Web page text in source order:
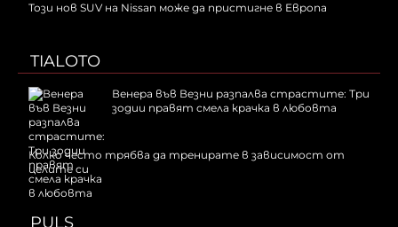
Този нов SUV на Nissan може да пристигне в Европа
TIALOTO
Венера във Везни разпалва страстите: Три
зодии правят смела крачка в любовта
Колко често трябва да тренирате в зависимост от
целите си
PULS